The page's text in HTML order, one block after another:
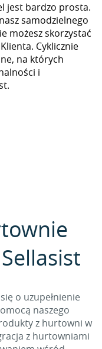
jest bardzo prosta.
samodzielnego
możesz skorzystać
Cyklicznie
na których
i
o uzupełnienie
naszego
z hurtowni w
z hurtowniami